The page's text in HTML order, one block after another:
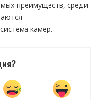
преимуществ, среди
камер.